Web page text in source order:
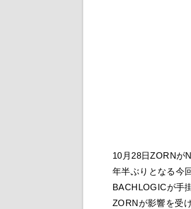
10月28日ZORNが
年半ぶりとなる今
BACHLOGICが手
ZORNが影響を受